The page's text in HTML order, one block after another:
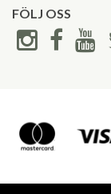
FÖLJ OSS